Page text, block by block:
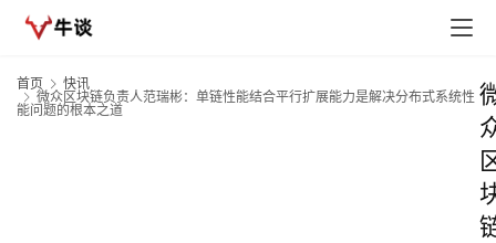
首页
快讯
微众区块链负责人范瑞彬：单链性能结合平行扩展能力是解决分布式系统性
能问题的根本之道